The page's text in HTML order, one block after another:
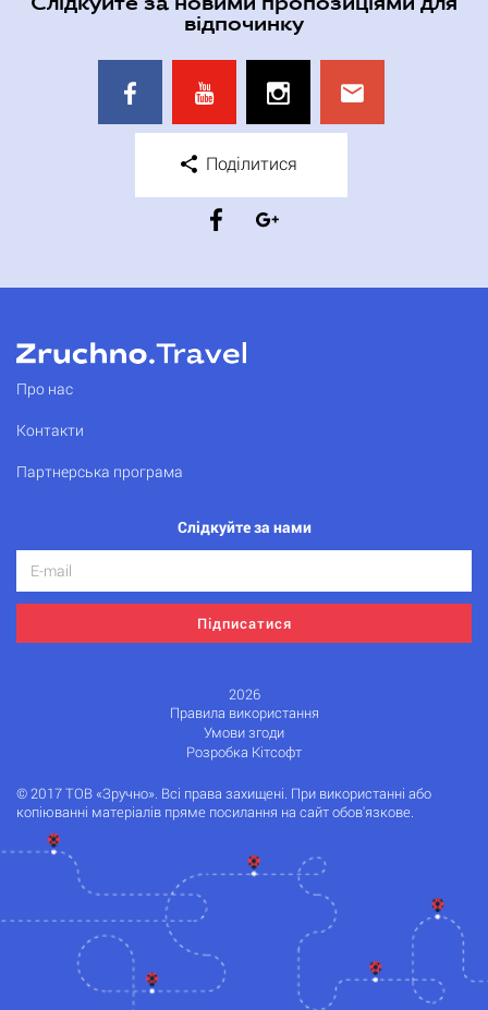
Слідкуйте за новими пропозиціями для
відпочинку
Поділитися
Про нас
Контакти
Партнерська програма
Слідкуйте за нами
Підписатися
2026
Правила використання
Умови згоди
Розробка Кітсофт
© 2017 ТОВ «Зручно». Всі права захищені. При використанні або
копіюванні матеріалів пряме посилання на сайт обов'язкове.